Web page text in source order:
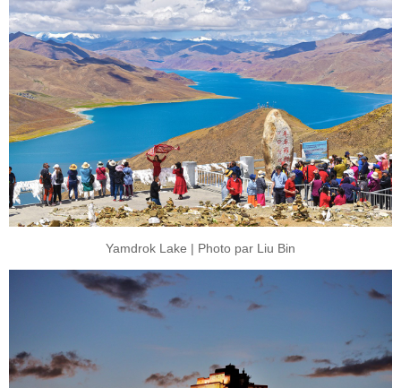
Yamdrok Lake | Photo par Liu Bin